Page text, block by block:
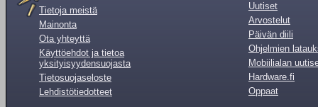
Tietoja meistä
Mainonta
Ota yhteyttä
Käyttöehdot ja tietoa
yksityisyydensuojasta
Tietosuojaseloste
Lehdistötiedotteet
Uutiset
Arvostelut
Päivän diili
Ohjelmien
Mobiilialan
Hardware.fi
Oppaat